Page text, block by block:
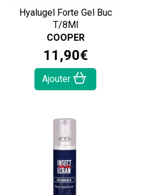
Hyalugel Forte Gel Buc
T/8Ml
COOPER
11 ,90€
Ajouter